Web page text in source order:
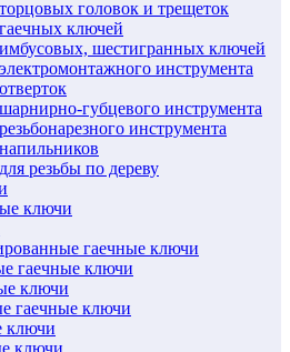
головок и трещеток
ключей
шестигранных ключей
инструмента
губцевого инструмента
инструмента
резьбы по дереву
ключи
гаечные ключи
гаечные ключи
ключи
гаечные ключи
ключи
ключи